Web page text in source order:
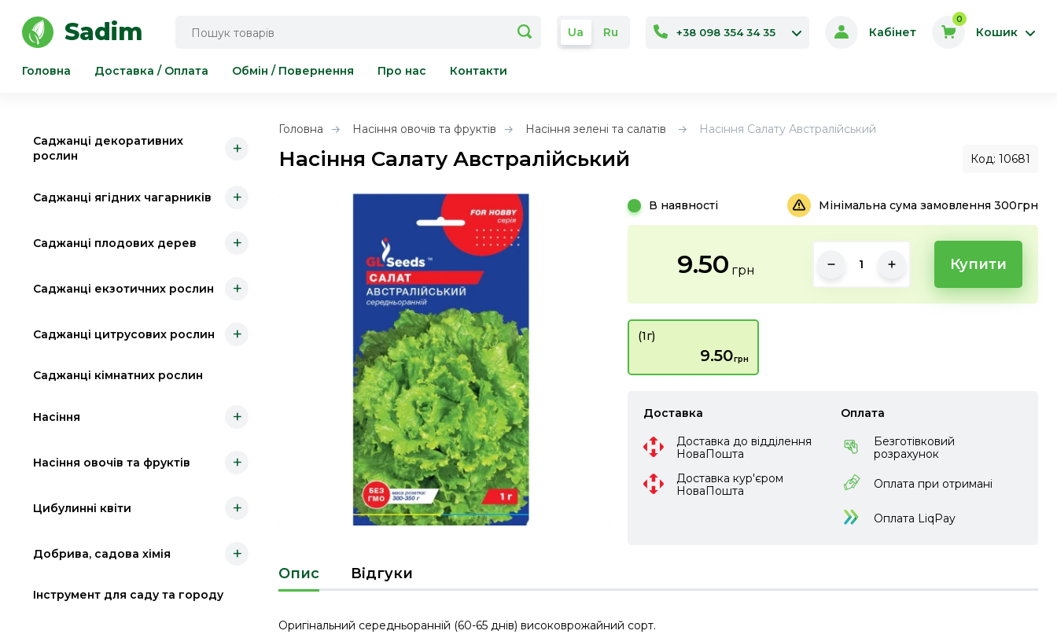
Sadim Ua Ru +38 098 354 34 35 Кабінет
0
Кошик
Головна Доставка / Оплата Обмін / Повернення Про нас Контакти
Саджанці декоративних
рослин
+
Саджанці ягідних чагарників +
Саджанці плодових дерев +
Саджанці екзотичних рослин +
Саджанці цитрусових рослин +
Саджанці кімнатних рослин
Насіння +
Насіння овочів та фруктів +
Цибулинні квіти +
Добрива, садова хімія +
Інструмент для саду та городу
Головна Насіння овочів та фруктів Насіння зелені та салатів Насіння Салату Австралійський
Насіння Салату Австралійський Код: 10681
В наявності Мінімальна сума замовлення 300грн
9.50 грн Купити
(1г)
9.50грн
Доставка
Доставка до відділення
НоваПошта
Доставка кур'єром
НоваПошта
Оплата
Безготівковий
розрахунок
Оплата при отримані
Оплата LiqPay
Опис Відгуки
Оригінальний середньоранній (60-65 днів) високоврожайний сорт.